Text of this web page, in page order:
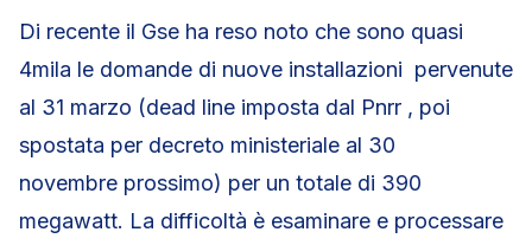
Di recente il Gse ha reso noto che sono quasi
4mila le domande di nuove installazioni pervenute
al 31 marzo (dead line imposta dal Pnrr , poi
spostata per decreto ministeriale al 30
novembre prossimo) per un totale di 390
megawatt. La difficoltà è esaminare e processare